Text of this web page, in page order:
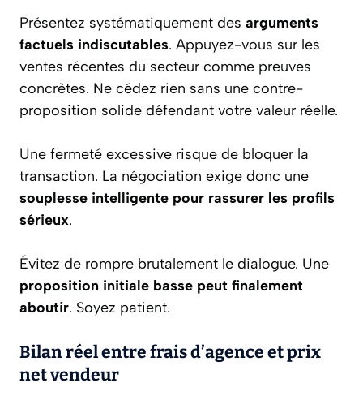
Présentez systématiquement des arguments
factuels indiscutables. Appuyez-vous sur les
ventes récentes du secteur comme preuves
concrètes. Ne cédez rien sans une contre-
proposition solide défendant votre valeur réelle.
Une fermeté excessive risque de bloquer la
transaction. La négociation exige donc une
souplesse intelligente pour rassurer les profils
sérieux.
Évitez de rompre brutalement le dialogue. Une
proposition initiale basse peut finalement
aboutir. Soyez patient.
Bilan réel entre frais d’agence et prix
net vendeur